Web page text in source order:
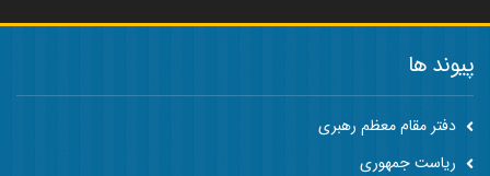
پیوند ها
دفتر مقام معظم رهبری
ریاست جمهوری